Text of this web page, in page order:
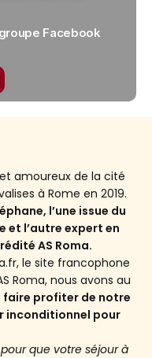
Facebook
amoureux de la cité
à Rome en 2019.
l’une issue du
et l’autre expert en
AS Roma.
le site francophone
Roma, nous avons au
faire profiter de notre
inconditionnel pour
que votre séjour à